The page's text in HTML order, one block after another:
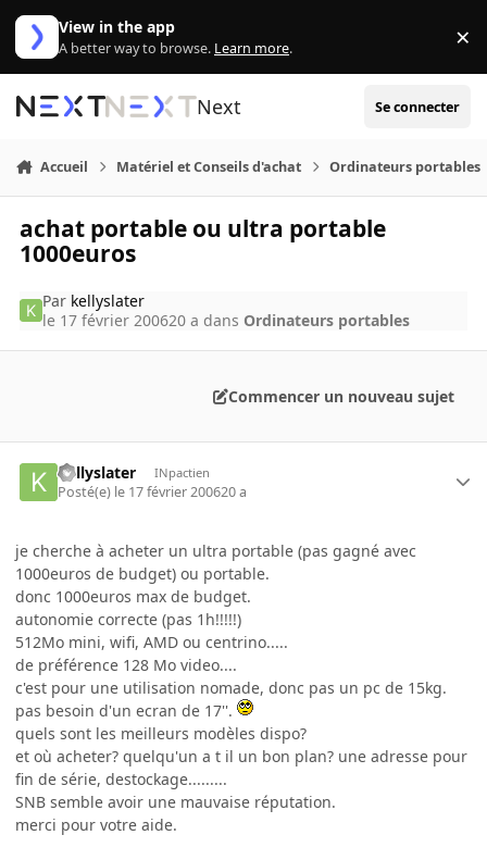
Aller au contenu
View in the app
A better way to browse. Learn more. ×
Next Se connecter
Accueil Matériel et Conseils d'achat Ordinateurs portables
achat portable ou ultra portable
1000euros
Par kellyslater
le 17 février 200620 a dans Ordinateurs portables
Commencer un nouveau sujet
kellyslater INpactien
Posté(e) le 17 février 200620 a
je cherche à acheter un ultra portable (pas gagné avec
1000euros de budget) ou portable.
donc 1000euros max de budget.
autonomie correcte (pas 1h!!!!!)
512Mo mini, wifi, AMD ou centrino.....
de préférence 128 Mo video....
c'est pour une utilisation nomade, donc pas un pc de 15kg.
pas besoin d'un ecran de 17''.
quels sont les meilleurs modèles dispo?
et où acheter? quelqu'un a t il un bon plan? une adresse pour
fin de série, destockage.........
SNB semble avoir une mauvaise réputation.
merci pour votre aide.